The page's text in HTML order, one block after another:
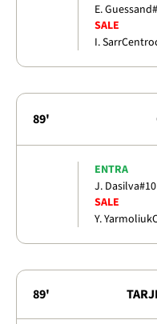
E. Guessand
SALE
I. Sarr
89'
ENTRA
J. Dasilva#10
SALE
Y. Yarmoliuk
89'